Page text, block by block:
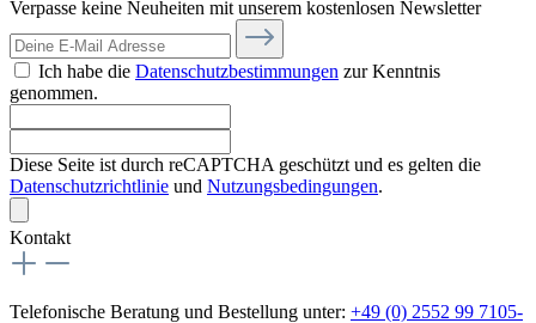
Verpasse keine Neuheiten mit unserem kostenlosen Newsletter
Ich habe die Datenschutzbestimmungen zur Kenntnis
genommen.
Diese Seite ist durch reCAPTCHA geschützt und es gelten die
Datenschutzrichtlinie und Nutzungsbedingungen.
Kontakt
Telefonische Beratung und Bestellung unter: +49 (0) 2552 99 7105-